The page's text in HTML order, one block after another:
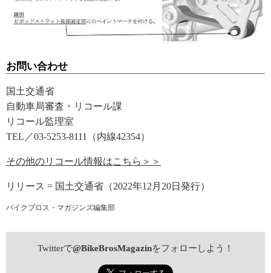
お問い合わせ
国土交通省
自動車局審査・リコール課
リコール監理室
TEL／03-5253-8111（内線42354）
その他のリコール情報はこちら＞＞
リリース = 国土交通省（2022年12月20日発行）
バイクブロス・マガジンズ編集部
Twitterで@BikeBrosMagazinをフォローしよう！